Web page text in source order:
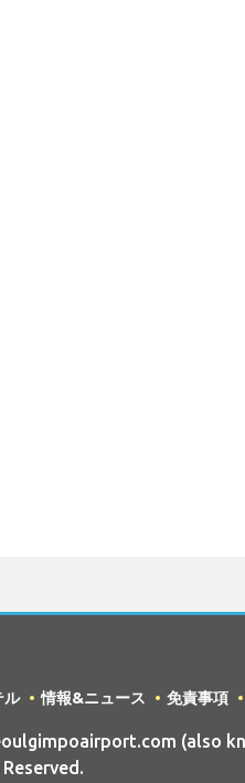
ル 情報&ニュース 免責事項
(also